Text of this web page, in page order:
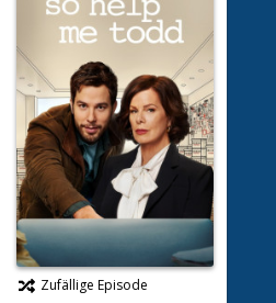
Zufällige Episode